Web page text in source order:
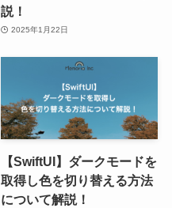
説！
2025年1月22日
【SwiftUI】ダークモードを
取得し色を切り替える方法
について解説！